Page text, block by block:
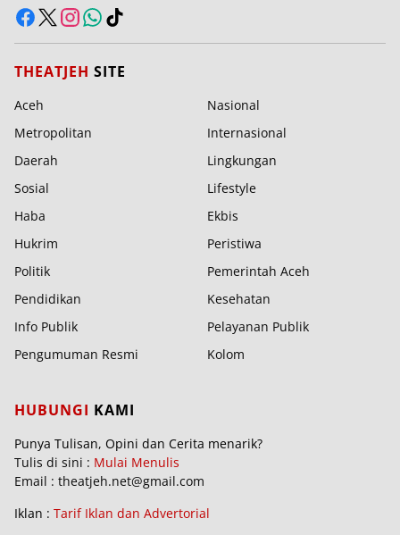
THEATJEH SITE
Aceh
Nasional
Metropolitan
Internasional
Daerah
Lingkungan
Sosial
Lifestyle
Haba
Ekbis
Hukrim
Peristiwa
Politik
Pemerintah Aceh
Pendidikan
Kesehatan
Info Publik
Pelayanan Publik
Pengumuman Resmi
Kolom
HUBUNGI KAMI
Punya Tulisan, Opini dan Cerita menarik?
Tulis di sini : Mulai Menulis
Email : theatjeh.net@gmail.com
Iklan : Tarif Iklan dan Advertorial